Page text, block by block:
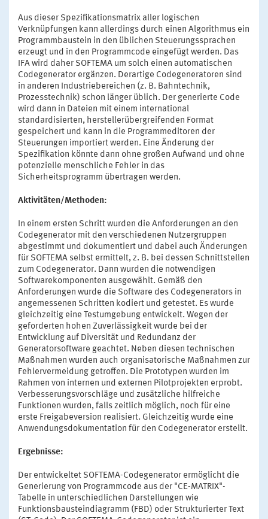
Aus dieser Spezifikationsmatrix aller logischen
Verknüpfungen kann allerdings durch einen Algorithmus ein
Programmbaustein in den üblichen Steuerungssprachen
erzeugt und in den Programmcode eingefügt werden. Das
IFA wird daher SOFTEMA um solch einen automatischen
Codegenerator ergänzen. Derartige Codegeneratoren sind
in anderen Industriebereichen (z. B. Bahntechnik,
Prozesstechnik) schon länger üblich. Der generierte Code
wird dann in Dateien mit einem international
standardisierten, herstellerübergreifenden Format
gespeichert und kann in die Programmeditoren der
Steuerungen importiert werden. Eine Änderung der
Spezifikation könnte dann ohne großen Aufwand und ohne
potenzielle menschliche Fehler in das
Sicherheitsprogramm übertragen werden.
Aktivitäten/Methoden:
In einem ersten Schritt wurden die Anforderungen an den
Codegenerator mit den verschiedenen Nutzergruppen
abgestimmt und dokumentiert und dabei auch Änderungen
für SOFTEMA selbst ermittelt, z. B. bei dessen Schnittstellen
zum Codegenerator. Dann wurden die notwendigen
Softwarekomponenten ausgewählt. Gemäß den
Anforderungen wurde die Software des Codegenerators in
angemessenen Schritten kodiert und getestet. Es wurde
gleichzeitig eine Testumgebung entwickelt. Wegen der
geforderten hohen Zuverlässigkeit wurde bei der
Entwicklung auf Diversität und Redundanz der
Generatorsoftware geachtet. Neben diesen technischen
Maßnahmen wurden auch organisatorische Maßnahmen zur
Fehlervermeidung getroffen. Die Prototypen wurden im
Rahmen von internen und externen Pilotprojekten erprobt.
Verbesserungsvorschläge und zusätzliche hilfreiche
Funktionen wurden, falls zeitlich möglich, noch für eine
erste Freigabeversion realisiert. Gleichzeitig wurde eine
Anwendungsdokumentation für den Codegenerator erstellt.
Ergebnisse:
Der entwickeltet SOFTEMA-Codegenerator ermöglicht die
Generierung von Programmcode aus der "CE-MATRIX"-
Tabelle in unterschiedlichen Darstellungen wie
Funktionsbausteindiagramm (FBD) oder Strukturierter Text